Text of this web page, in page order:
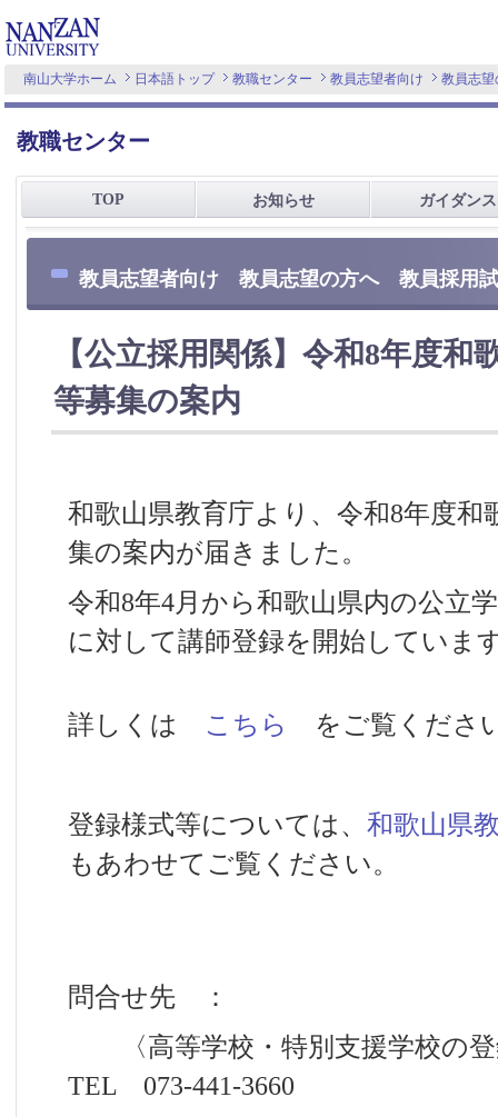
南山大学ホーム 日本語トップ 教職センター 教員志望者向け 教員志望
教職センター
TOP お知らせ ガイダンス
教員志望者向け 教員志望の方へ 教員採用
【公立採用関係】令和8年度和
等募集の案内
和歌山県教育庁より、令和8年度和
集の案内が届きました。
令和8年4月から和歌山県内の公立
に対して講師登録を開始していま
詳しくは こちら をご覧くださ
登録様式等については、 和歌山県
もあわせてご覧ください。
問合せ先 ：
〈高等学校・特別支援学校の
TEL 073-441-3660